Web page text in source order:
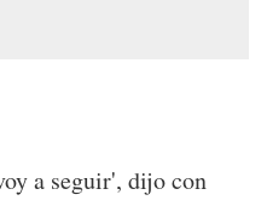
a seguir', dijo con